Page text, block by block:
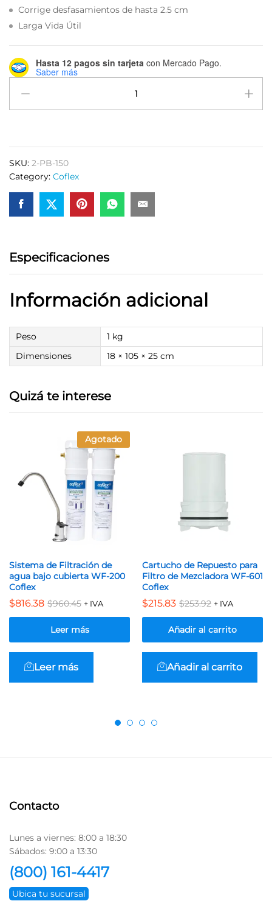
Corrige desfasamientos de hasta 2.5 cm
Larga Vida Útil
Hasta 12 pagos sin tarjeta con Mercado Pago.
Saber más
Flexible
3″Corta
Coflex
quantity
SKU: ‎2-PB-150
Category: Coflex
Especificaciones
Información adicional
Peso
1 kg
Dimensiones
18 × 105 × 25 cm
Quizá te interese
Agotado
Sistema de Filtración de
agua bajo cubierta WF-200
Coflex
$816.38 $960.45 + IVA
Leer más
Leer más
Cartucho de Repuesto para
Filtro de Mezcladora WF-601
Coflex
$215.83 $253.92 + IVA
Añadir al carrito
Añadir al carrito
Contacto
Lunes a viernes: 8:00 a 18:30
Sábados: 9:00 a 13:30
(800) 161-4417
Ubica tu sucursal